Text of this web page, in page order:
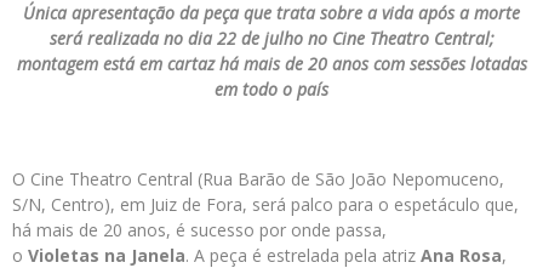
Única apresentação da peça que trata sobre a vida após a morte
será realizada no dia 22 de julho no Cine Theatro Central;
montagem está em cartaz há mais de 20 anos com sessões lotadas
em todo o país
O Cine Theatro Central (Rua Barão de São João Nepomuceno,
S/N, Centro), em Juiz de Fora, será palco para o espetáculo que,
há mais de 20 anos, é sucesso por onde passa,
o Violetas na Janela. A peça é estrelada pela atriz Ana Rosa,